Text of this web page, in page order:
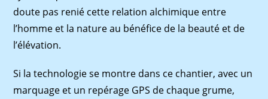
doute pas renié cette relation alchimique entre
l’homme et la nature au bénéfice de la beauté et de
l’élévation.
Si la technologie se montre dans ce chantier, avec un
marquage et un repérage GPS de chaque grume,